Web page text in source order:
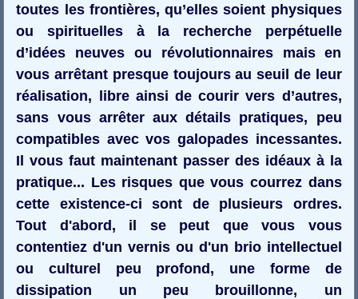
toutes les frontières, qu’elles soient physiques
ou spirituelles à la recherche perpétuelle
d’idées neuves ou révolutionnaires mais en
vous arrêtant presque toujours au seuil de leur
réalisation, libre ainsi de courir vers d’autres,
sans vous arrêter aux détails pratiques, peu
compatibles avec vos galopades incessantes.
Il vous faut maintenant passer des idéaux à la
pratique... Les risques que vous courrez dans
cette existence-ci sont de plusieurs ordres.
Tout d'abord, il se peut que vous vous
contentiez d'un vernis ou d'un brio intellectuel
ou culturel peu profond, une forme de
dissipation un peu brouillonne, un